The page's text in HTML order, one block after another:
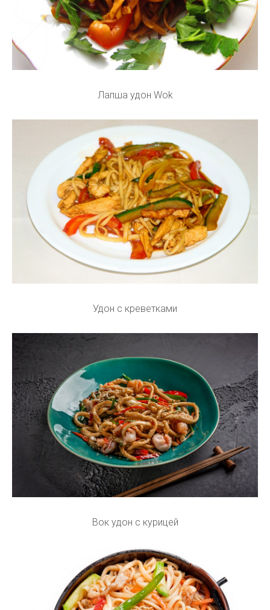
Лапша удон Wok
Удон с креветками
Вок удон с курицей